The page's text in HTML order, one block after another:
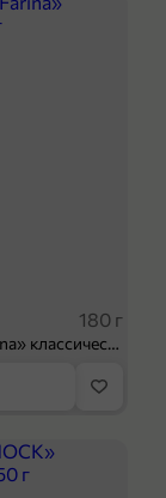
180 г
Тараллини «Nina Farina» классические, 180 г